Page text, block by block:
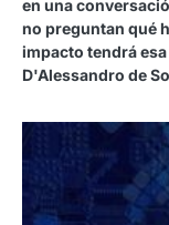
en una
no preguntan qué
impacto tendrá
D'Alessandro de